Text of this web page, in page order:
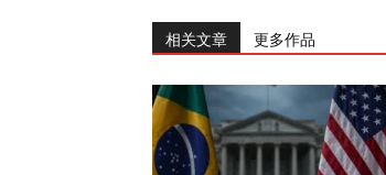
相关文章 更多作品